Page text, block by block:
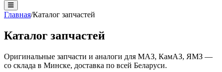
Главная/Каталог запчастей
Каталог запчастей
Оригинальные запчасти и аналоги для МАЗ, КамАЗ, ЯМЗ —
со склада в Минске, доставка по всей Беларуси.